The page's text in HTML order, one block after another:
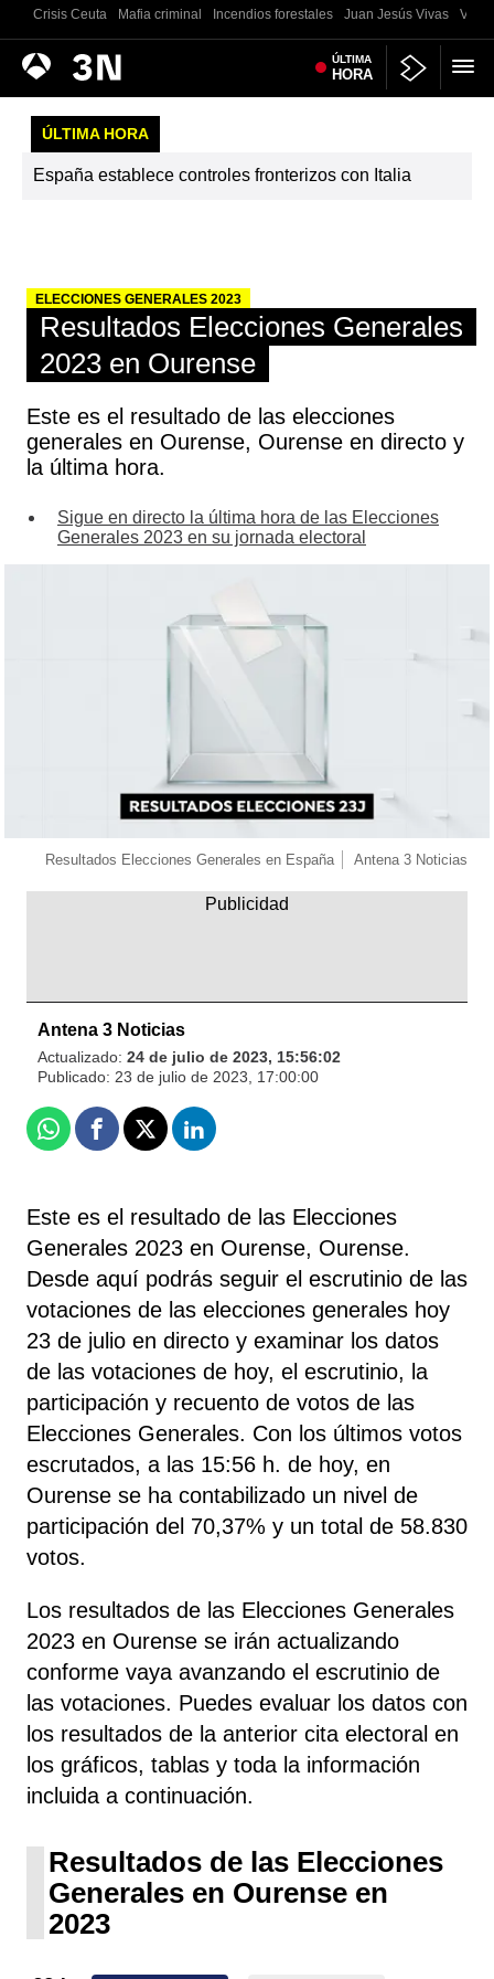
Crisis Ceuta Mafia criminal Incendios forestales Juan Jesús Vivas
Antena
3
Noticias ÚLTIMA
HORA
ÚLTIMA HORA
España establece controles fronterizos con Italia
ELECCIONES GENERALES 2023
Resultados Elecciones Generales
2023 en Ourense
Este es el resultado de las elecciones
generales en Ourense, Ourense en directo y
la última hora.
Sigue en directo la última hora de las Elecciones
Generales 2023 en su jornada electoral
Resultados Elecciones Generales en España Antena 3 Noticias
Antena 3 Noticias
Actualizado: 24 de julio de 2023, 15:56:02
Publicado: 23 de julio de 2023, 17:00:00
WhatsappFacebook
X Linkedin
Este es el resultado de las Elecciones
Generales 2023 en Ourense, Ourense.
Desde aquí podrás seguir el escrutinio de las
votaciones de las elecciones generales hoy
23 de julio en directo y examinar los datos
de las votaciones de hoy, el escrutinio, la
participación y recuento de votos de las
Elecciones Generales. Con los últimos votos
escrutados, a las 15:56 h. de hoy, en
Ourense se ha contabilizado un nivel de
participación del 70,37% y un total de 58.830
votos.
Los resultados de las Elecciones Generales
2023 en Ourense se irán actualizando
conforme vaya avanzando el escrutinio de
las votaciones. Puedes evaluar los datos con
los resultados de la anterior cita electoral en
los gráficos, tablas y toda la información
incluida a continuación.
Resultados de las Elecciones
Generales en Ourense en
2023